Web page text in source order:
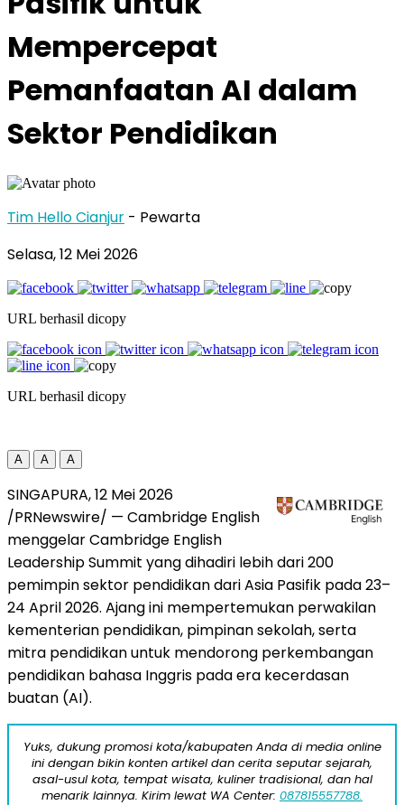
Mempercepat
Pemanfaatan AI dalam
Sektor Pendidikan
Tim Hello Cianjur - Pewarta
Selasa, 12 Mei 2026
URL berhasil dicopy
URL berhasil dicopy
A A A
SINGAPURA, 12 Mei 2026
/PRNewswire/ — Cambridge English
menggelar Cambridge English
Leadership Summit yang dihadiri lebih dari 200
pemimpin sektor pendidikan dari Asia Pasifik pada 23–
24 April 2026. Ajang ini mempertemukan perwakilan
kementerian pendidikan, pimpinan sekolah, serta
mitra pendidikan untuk mendorong perkembangan
pendidikan bahasa Inggris pada era kecerdasan
buatan (AI).
Yuks, dukung promosi kota/kabupaten Anda di media online
ini dengan bikin konten artikel dan cerita seputar sejarah,
asal-usul kota, tempat wisata, kuliner tradisional, dan hal
menarik lainnya. Kirim lewat WA Center: 087815557788.